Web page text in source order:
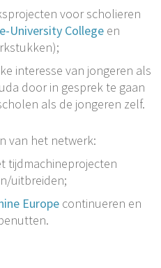
voor scholieren
University College en
interesse van jongeren als
door in gesprek te gaan
als de jongeren zelf.
van het netwerk:
tijdmachineprojecten
uitbreiden;
Europe continueren en